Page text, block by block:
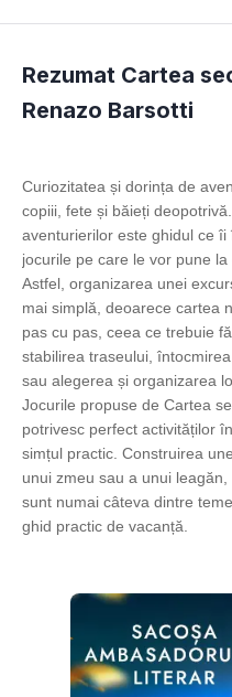
Rezumat Cartea
Renazo Barsotti
Curiozitatea și dorința de
copiii, fete și băieți
aventurierilor este ghidul ce
jocurile pe care le vor pune
Astfel, organizarea unei
mai simplă, deoarece cartea
pas cu pas, ceea ce trebuie
stabilirea traseului,
sau alegerea și organizarea
Jocurile propuse de Cartea
potrivesc perfect activităților
simțul practic. Construirea
unui zmeu sau a unui
sunt numai câteva dintre